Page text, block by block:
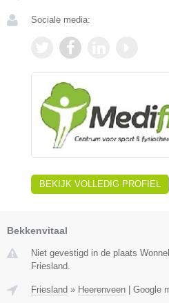
Sociale media:
BEKIJK VOLLEDIG PROFIEL
Bekkenvitaal
Niet gevestigd in de plaats
Friesland.
Friesland » Heerenveen Google